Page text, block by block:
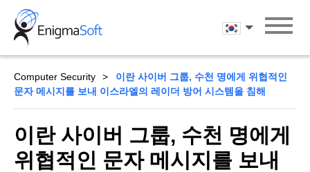
Skip
content
한국어
Computer Security
이란 사이버 그룹, 수천 명에게 위협적인
문자 메시지를 보내 이스라엘의 레이더 방어 시스템을 침해
이란 사이버 그룹, 수천 명에게
위협적인 문자 메시지를 보내